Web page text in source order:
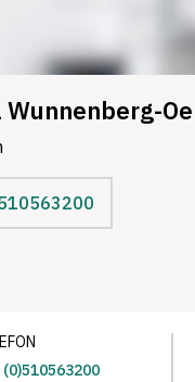
Wunnenberg-
(0)510563200